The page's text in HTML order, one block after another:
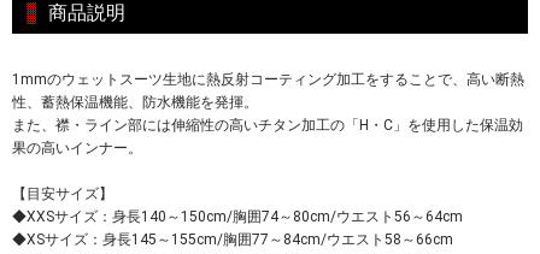
商品説明
1mmのウェットスーツ生地に熱反射コーティング加工をすることで、高い断熱
性、蓄熱保温機能、防水機能を発揮。
また、襟・ライン部には伸縮性の高いチタン加工の「H・C」を使用した保温効
果の高いインナー。
【目安サイズ】
◆XXSサイズ：身長140～150cm/胸囲74～80cm/ウエスト56～64cm
◆XSサイズ：身長145～155cm/胸囲77～84cm/ウエスト58～66cm